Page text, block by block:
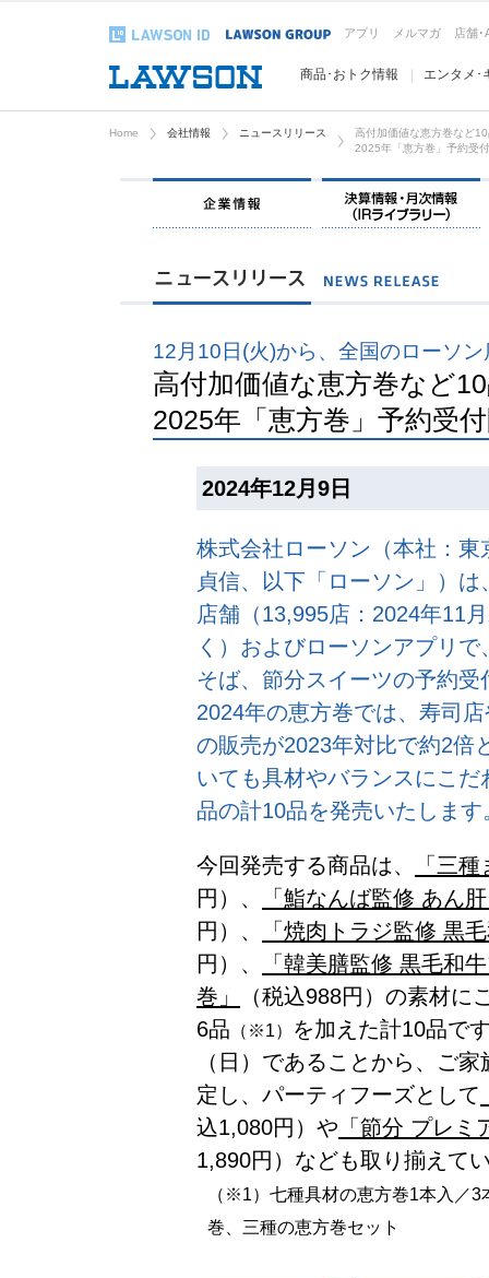
アプリ メルマガ 店舗･
商品･おトク情報 エンタメ･
Home 会社情報 ニュースリリース
高付加価値な恵方巻など
2025年「恵方巻」予約受
企業情報
12月10日(火)から、全国のローソ
高付加価値な恵方巻など
2025年「恵方巻」予約受
2024年12月9日
株式会社ローソン（本社：
貞信、以下「ローソン」）
店舗（13,995店：2024年11
く）およびローソンアプリ
そば、節分スイーツの予約
2024年の恵方巻では、寿司
の販売が2023年対比で約2倍
いても具材やバランスにこ
品の計10品を発売いたします
今回発売する商品は、
「三
円）、
「鮨なんば監修 あん
円）、
「焼肉トラジ監修 黒
円）、
「韓美膳監修 黒毛和
巻」
（税込988円）の素材
6品 （※1）
を加えた計10品で
（日）であることから、ご
定し、パーティフーズとして
込1,080円）や 「節分 プレ
1,890円）なども取り揃えて
（※1）七種具材の恵方巻1本入／
巻、三種の恵方巻セット